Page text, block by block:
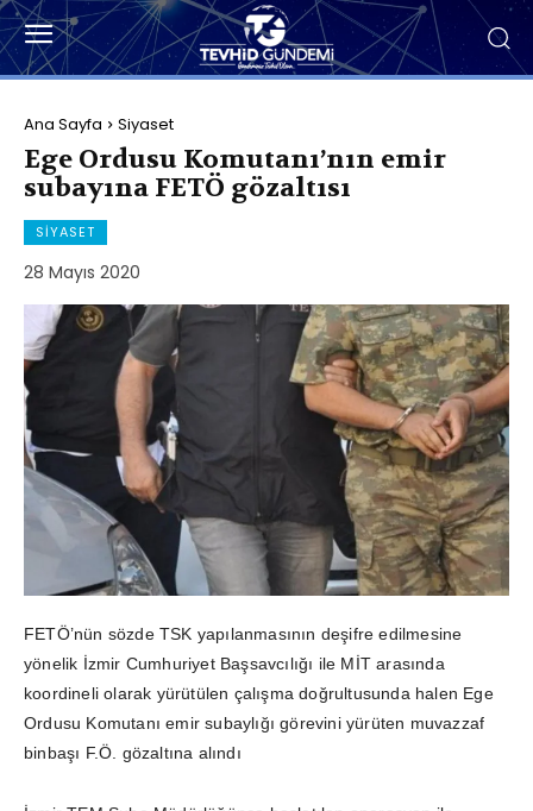
Ana Sayfa Siyaset
Ege Ordusu Komutanı’nın emir
subayına FETÖ gözaltısı
SIYASET
28 Mayıs 2020
FETÖ’nün sözde TSK yapılanmasının deşifre edilmesine
yönelik İzmir Cumhuriyet Başsavcılığı ile MİT arasında
koordineli olarak yürütülen çalışma doğrultusunda halen Ege
Ordusu Komutanı emir subaylığı görevini yürüten muvazzaf
binbaşı F.Ö. gözaltına alındı